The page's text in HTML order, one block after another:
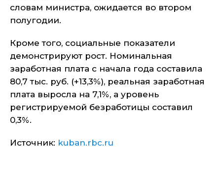
словам министра, ожидается во втором
полугодии.
Кроме того, социальные показатели
демонстрируют рост. Номинальная
заработная плата с начала года составила
80,7 тыс. руб. (+13,3%), реальная заработная
плата выросла на 7,1%, а уровень
регистрируемой безработицы составил
0,3%.
Источник: kuban.rbc.ru